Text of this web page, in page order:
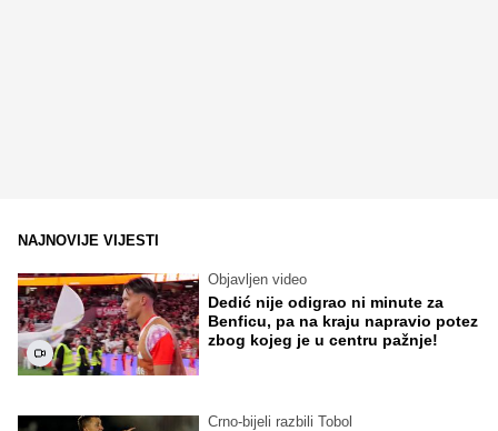
NAJNOVIJE VIJESTI
Objavljen video
Dedić nije odigrao ni minute za
Benficu, pa na kraju napravio potez
zbog kojeg je u centru pažnje!
Crno-bijeli razbili Tobol